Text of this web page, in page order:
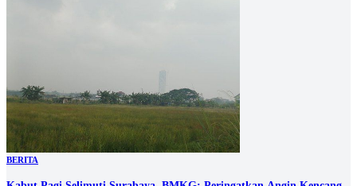
BERITA